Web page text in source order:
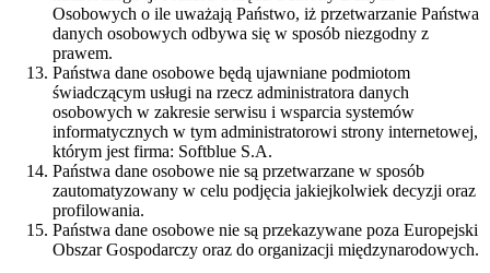
Osobowych o ile uważają Państwo, iż przetwarzanie Państwa
danych osobowych odbywa się w sposób niezgodny z
prawem.
Państwa dane osobowe będą ujawniane podmiotom
świadczącym usługi na rzecz administratora danych
osobowych w zakresie serwisu i wsparcia systemów
informatycznych w tym administratorowi strony internetowej,
którym jest firma: Softblue S.A.
Państwa dane osobowe nie są przetwarzane w sposób
zautomatyzowany w celu podjęcia jakiejkolwiek decyzji oraz
profilowania.
Państwa dane osobowe nie są przekazywane poza Europejski
Obszar Gospodarczy oraz do organizacji międzynarodowych.